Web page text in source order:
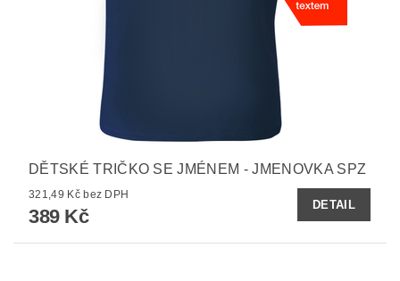
DĚTSKÉ TRIČKO SE JMÉNEM - JMENOVKA SPZ
321,49 Kč bez DPH
389 Kč
DETAIL